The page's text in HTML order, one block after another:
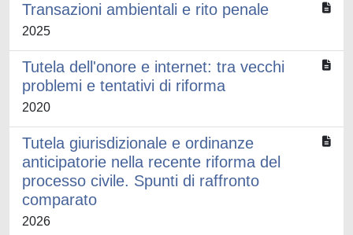
Transazioni ambientali e rito penale
2025
Tutela dell'onore e internet: tra vecchi
problemi e tentativi di riforma
2020
Tutela giurisdizionale e ordinanze
anticipatorie nella recente riforma del
processo civile. Spunti di raffronto
comparato
2026